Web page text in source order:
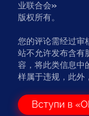
业联合会»
版权所有。
您的评论需经过审
站不允许发布含有
容，将此类信息中
样属于违规，此外
Вступи в